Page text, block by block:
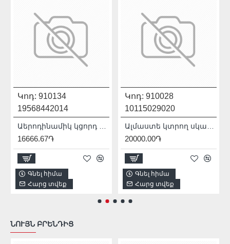
Կոդ: 910134
19568442014
16666.67֏
Գնել հիմա
Հարց տվեք
Կոդ: 910028
10115029020
20000.00֏
Գնել հիմա
Հարց տվեք
ՆՈՒՅՆ ԲՐԵՆԴԻՑ